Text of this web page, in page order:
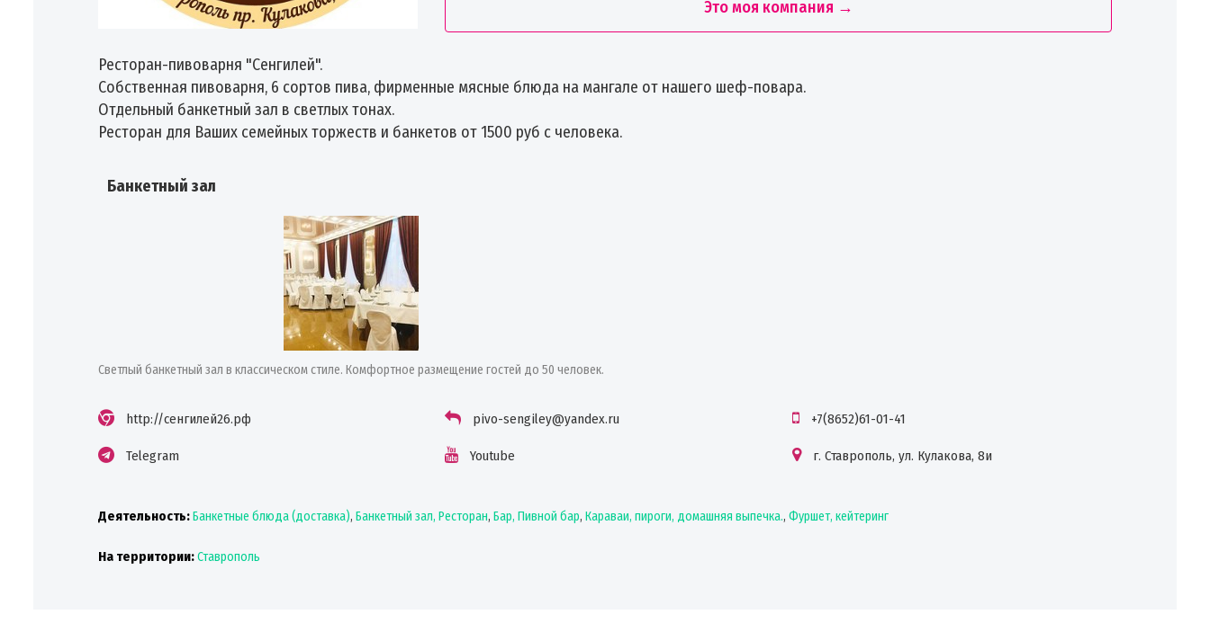
Это моя компания →
Ресторан-пивоварня "Сенгилей".
Собственная пивоварня, 6 сортов пива, фирменные мясные блюда на мангале от нашего шеф-повара.
Отдельный банкетный зал в светлых тонах.
Ресторан для Ваших семейных торжеств и банкетов от 1500 руб с человека.
Банкетный зал
Светлый банкетный зал в классическом стиле. Комфортное размещение гостей до 50 человек.
http://сенгилей26.рф pivo-sengiley@yandex.ru +7(8652)61-01-41
Telegram Youtube г. Ставрополь, ул. Кулакова, 8и
Деятельность:Банкетные блюда (доставка), Банкетный зал, Ресторан, Бар, Пивной бар, Караваи, пироги, домашняя выпечка., Фуршет, кейтеринг
На территории:Ставрополь